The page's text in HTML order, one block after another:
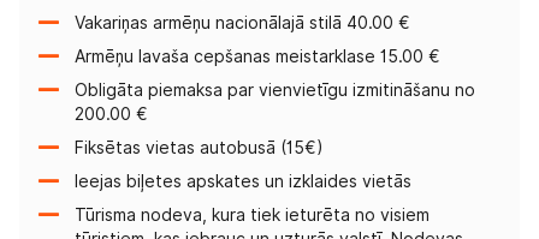
Vakariņas armēņu nacionālajā stilā 40.00 €
Armēņu lavaša cepšanas meistarklase 15.00 €
Obligāta piemaksa par vienvietīgu izmitināšanu no
200.00 €
Fiksētas vietas autobusā (15€)
Ieejas biļetes apskates un izklaides vietās
Tūrisma nodeva, kura tiek ieturēta no visiem